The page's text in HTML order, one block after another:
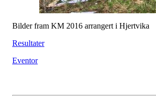
Bilder fram KM 2016 arrangert i Hjertvika
Resultater
Eventor